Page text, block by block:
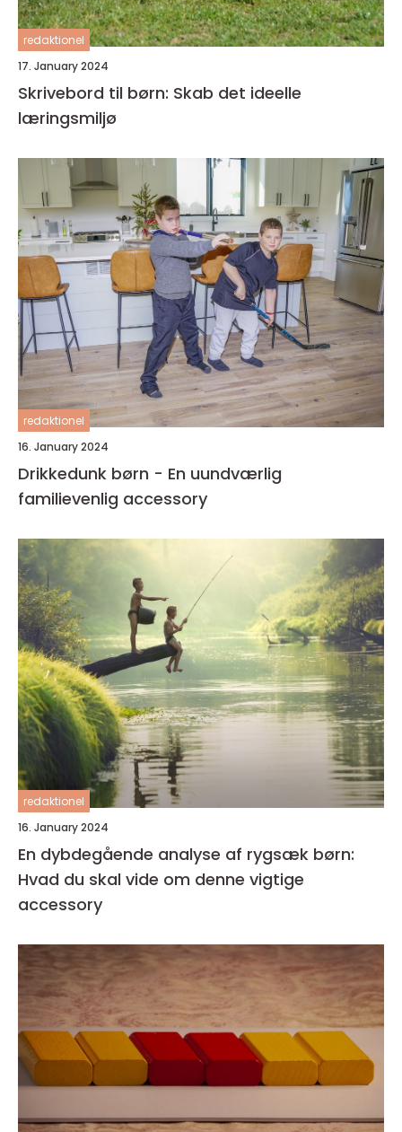
redaktionel
17. January 2024
Skrivebord til børn: Skab det ideelle
læringsmiljø
redaktionel
16. January 2024
Drikkedunk børn - En uundværlig
familievenlig accessory
redaktionel
16. January 2024
En dybdegående analyse af rygsæk børn:
Hvad du skal vide om denne vigtige
accessory